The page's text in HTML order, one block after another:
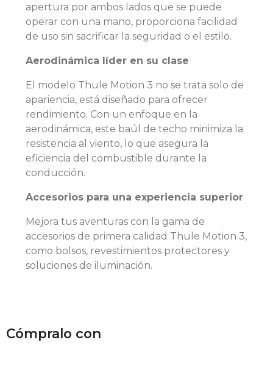
apertura por ambos lados que se puede
operar con una mano, proporciona facilidad
de uso sin sacrificar la seguridad o el estilo.
Aerodinámica líder en su clase
El modelo Thule Motion 3 no se trata solo de
apariencia, está diseñado para ofrecer
rendimiento. Con un enfoque en la
aerodinámica, este baúl de techo minimiza la
resistencia al viento, lo que asegura la
eficiencia del combustible durante la
conducción.
Accesorios para una experiencia superior
Mejora tus aventuras con la gama de
accesorios de primera calidad Thule Motion 3,
como bolsos, revestimientos protectores y
soluciones de iluminación.
Cómpralo con